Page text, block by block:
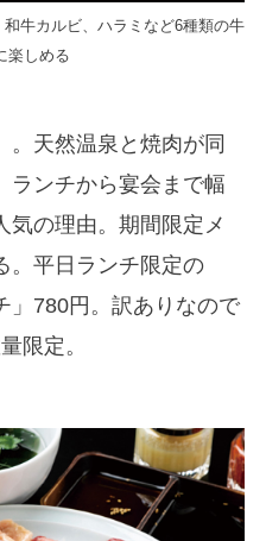
和牛カルビ、ハラミなど6種類の牛
楽しめる
。天然温泉と焼肉が同
ランチから宴会まで幅
気の理由。期間限定メ
。平日ランチ限定の
」780円。訳ありなので
っぷり300g！ 数量限定。